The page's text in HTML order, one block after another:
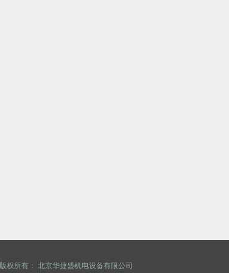
版权所有： 北京华捷盛机电设备有限公司